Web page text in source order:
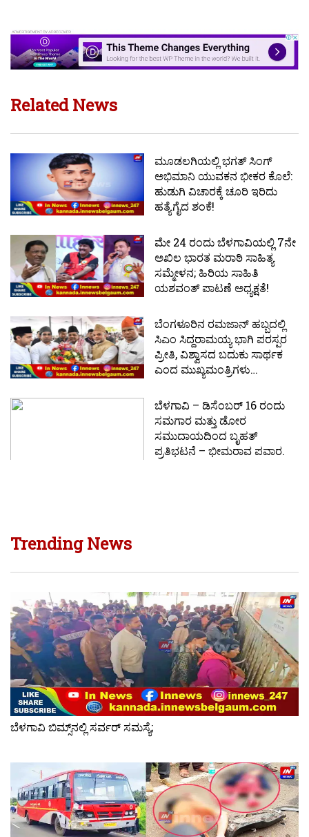
Related News
ಮೂಡಲಗಿಯಲ್ಲಿ ಭಗತ್ ಸಿಂಗ್
ಅಭಿಮಾನಿ ಯುವಕನ ಭೀಕರ ಕೊಲೆ:
ಹುಡುಗಿ ವಿಚಾರಕ್ಕೆ ಚೂರಿ ಇರಿದು
ಹತ್ಯೆಗೈದ ಶಂಕೆ!
ಮೇ 24 ರಂದು ಬೆಳಗಾವಿಯಲ್ಲಿ 7ನೇ
ಅಖಿಲ ಭಾರತ ಮರಾಠಿ ಸಾಹಿತ್ಯ
ಸಮ್ಮೇಳನ; ಹಿರಿಯ ಸಾಹಿತಿ
ಯಶವಂತ್ ಪಾಟಣೆ ಅಧ್ಯಕ್ಷತೆ!
ಬೆಂಗಳೂರಿನ ರಮಜಾನ್ ಹಬ್ಬದಲ್ಲಿ
ಸಿಎಂ ಸಿದ್ದರಾಮಯ್ಯ ಭಾಗಿ ಪರಸ್ಪರ
ಪ್ರೀತಿ, ವಿಶ್ವಾಸದ ಬದುಕು ಸಾರ್ಥಕ
ಎಂದ ಮುಖ್ಯಮಂತ್ರಿಗಳು…
ಬೆಳಗಾವಿ – ಡಿಸೆಂಬರ್ 16 ರಂದು
ಸಮಗಾರ ಮತ್ತು ಡೋರ
ಸಮುದಾಯದಿಂದ ಬೃಹತ್
ಪ್ರತಿಭಟನೆ – ಭೀಮರಾವ ಪವಾರ.
Trending News
ಬೆಳಗಾವಿ ಬಿಮ್ಸ್‌ನಲ್ಲಿ ಸರ್ವರ್ ಸಮಸ್ಯೆ;